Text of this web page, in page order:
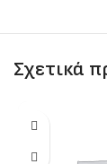
Σχετικά